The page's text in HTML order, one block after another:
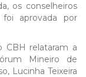
os conselheiros
aprovada por
CBH relataram a
Mineiro de
Lucinha Teixeira